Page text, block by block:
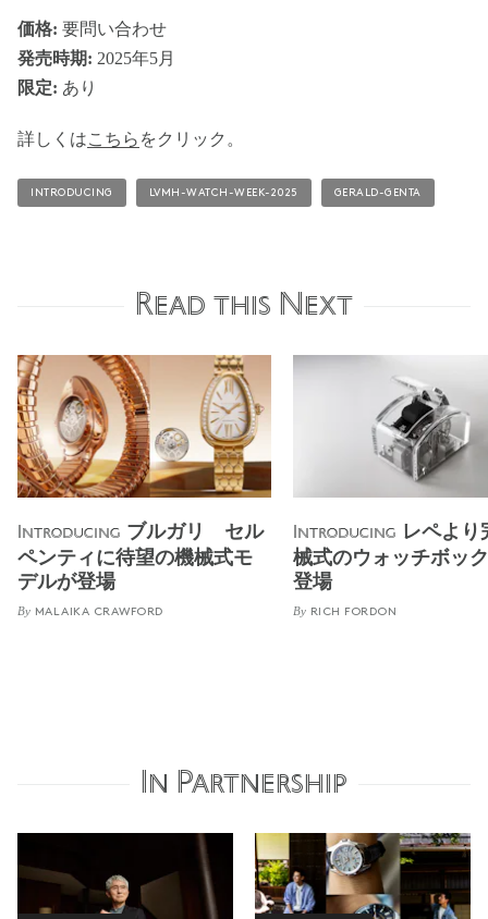
価格: 要問い合わせ
発売時期: 2025年5月
限定: あり
詳しくはこちら をクリック。
INTRODUCING LVMH-WATCH-WEEK-2025 GERALD-GENTA
Read this Next
Introducing ブルガリ セル
ペンティに待望の機械式モ
デルが登場
By MALAIKA CRAWFORD
Introducing レペより
械式のウォッチボッ
登場
By RICH FORDON
In Partnership